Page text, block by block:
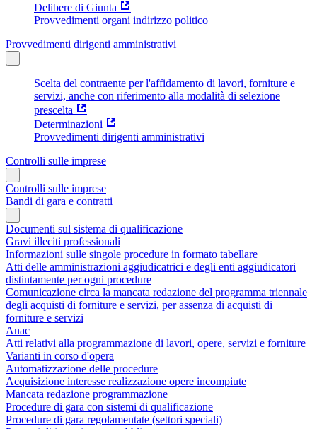
Delibere di Giunta
Provvedimenti organi indirizzo politico
Provvedimenti dirigenti amministrativi
Scelta del contraente per l'affidamento di lavori, forniture e
servizi, anche con riferimento alla modalità di selezione
prescelta
Determinazioni
Provvedimenti dirigenti amministrativi
Controlli sulle imprese
Controlli sulle imprese
Bandi di gara e contratti
Documenti sul sistema di qualificazione
Gravi illeciti professionali
Informazioni sulle singole procedure in formato tabellare
Atti delle amministrazioni aggiudicatrici e degli enti aggiudicatori
distintamente per ogni procedure
Comunicazione circa la mancata redazione del programma triennale
degli acquisti di forniture e servizi, per assenza di acquisti di
forniture e servizi
Anac
Atti relativi alla programmazione di lavori, opere, servizi e forniture
Varianti in corso d'opera
Automatizzazione delle procedure
Acquisizione interesse realizzazione opere incompiute
Mancata redazione programmazione
Procedure di gara con sistemi di qualificazione
Procedure di gara regolamentate (settori speciali)